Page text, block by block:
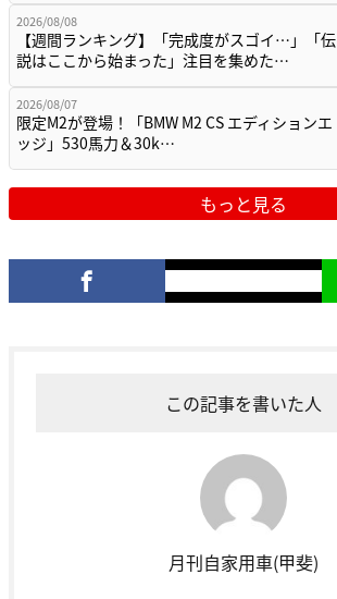
2026/08/08
【週間ランキング】「完成度がスゴイ…」「伝
説はここから始まった」注目を集めた…
2026/08/07
限定M2が登場！「BMW M2 CS エディションエ
ッジ」530馬力＆30k…
もっと見る
この記事を書いた人
月刊自家用車(甲斐)